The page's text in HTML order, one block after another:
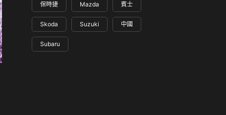
保時捷 Mazda 賓士
Skoda Suzuki 中國
Subaru